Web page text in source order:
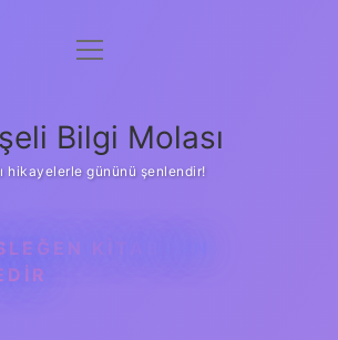
Anasayfa
Yasal Uyarı
menüyü
Bilgi Molası
hikayelerle gününü şenlendir!
KITABININ